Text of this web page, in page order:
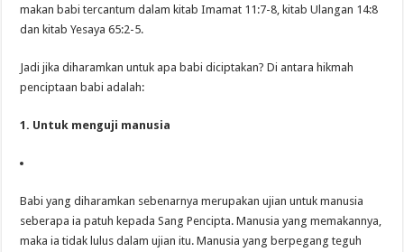
makan babi tercantum dalam kitab Imamat 11:7-8, kitab Ulangan 14:8
dan kitab Yesaya 65:2-5.
Jadi jika diharamkan untuk apa babi diciptakan? Di antara hikmah
penciptaan babi adalah:
1. Untuk menguji manusia
Babi yang diharamkan sebenarnya merupakan ujian untuk manusia
seberapa ia patuh kepada Sang Pencipta. Manusia yang memakannya,
maka ia tidak lulus dalam ujian itu. Manusia yang berpegang teguh